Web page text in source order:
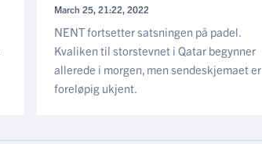
March 25, 21:22, 2022
NENT fortsetter satsningen på padel.
Kvaliken til storstevnet i Qatar begynner
allerede i morgen, men sendeskjemaet er
foreløpig ukjent.